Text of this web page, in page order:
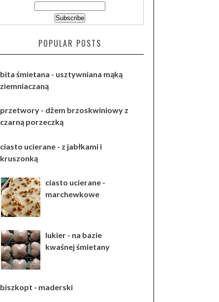
POPULAR POSTS
bita śmietana - usztywniana mąką
ziemniaczaną
przetwory - dżem brzoskwiniowy z
czarną porzeczką
ciasto ucierane - z jabłkami i
kruszonką
ciasto ucierane -
marchewkowe
lukier - na bazie
kwaśnej śmietany
biszkopt - maderski